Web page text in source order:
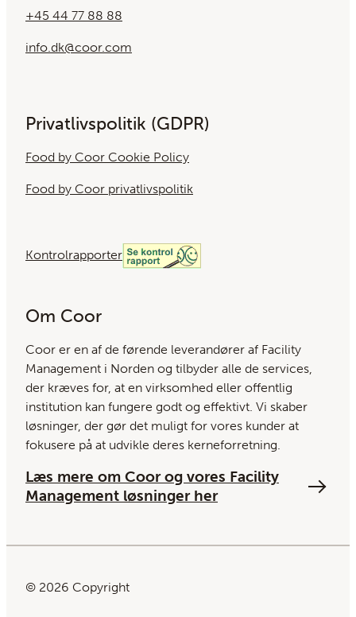
+45 44 77 88 88
info.dk@coor.com
Privatlivspolitik (GDPR)
Food by Coor Cookie Policy
Food by Coor privatlivspolitik
Kontrolrapporter
Om Coor
Coor er en af ​​de førende leverandører af Facility
Management i Norden og tilbyder alle de services,
der kræves for, at en virksomhed eller offentlig
institution kan fungere godt og effektivt. Vi skaber
løsninger, der gør det muligt for vores kunder at
fokusere på at udvikle deres kerneforretning.
Læs mere om Coor og vores Facility
Management løsninger her
© 2026 Copyright